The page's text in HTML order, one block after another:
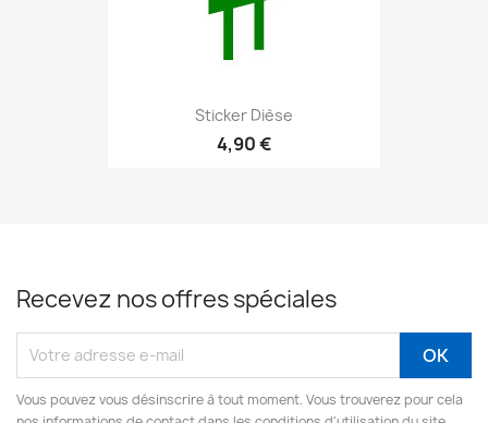
Sticker Dièse
4,90 €
Recevez nos offres spéciales
Vous pouvez vous désinscrire à tout moment. Vous trouverez pour cela